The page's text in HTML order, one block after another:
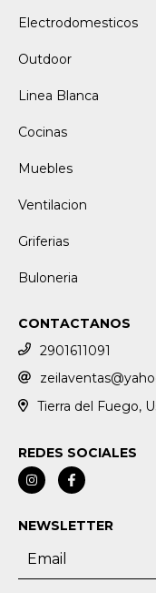
Electrodomesticos
Outdoor
Linea Blanca
Cocinas
Muebles
Ventilacion
Griferias
Buloneria
CONTACTANOS
2901611091
Tierra del Fuego,
REDES SOCIALES
NEWSLETTER